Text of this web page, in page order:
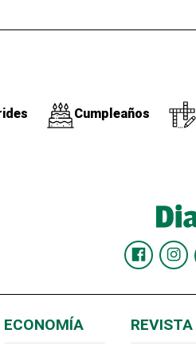
Cumpleaños
ECONOMÍA REVISTA